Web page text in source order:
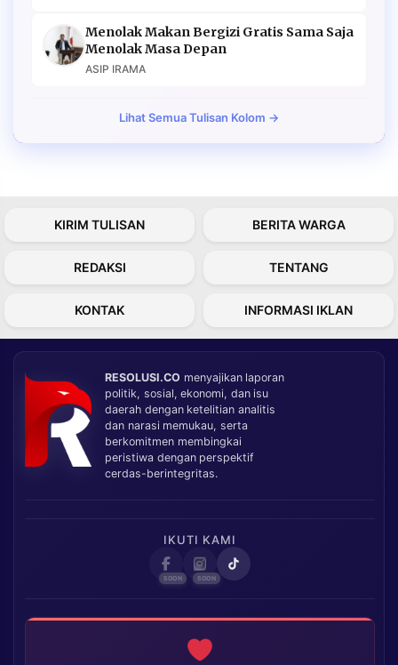
Menolak Makan Bergizi Gratis Sama Saja
Menolak Masa Depan
ASIP IRAMA
Lihat Semua Tulisan Kolom →
KIRIM TULISAN BERITA WARGA
REDAKSI TENTANG
KONTAK INFORMASI IKLAN
RESOLUSI.CO menyajikan laporan
politik, sosial, ekonomi, dan isu
daerah dengan ketelitian analitis
dan narasi memukau, serta
berkomitmen membingkai
peristiwa dengan perspektif
cerdas-berintegritas.
IKUTI KAMI